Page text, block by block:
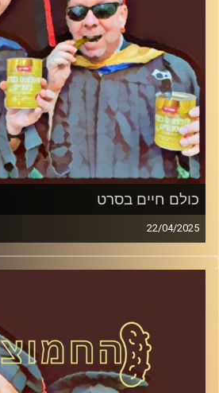
כולם חיים בסרט
22/04/2025
המערכת הפוליטית על ספת
דוד ופרופסור גלעד הירשברגר
קרדיט תמונות:AudioVersity